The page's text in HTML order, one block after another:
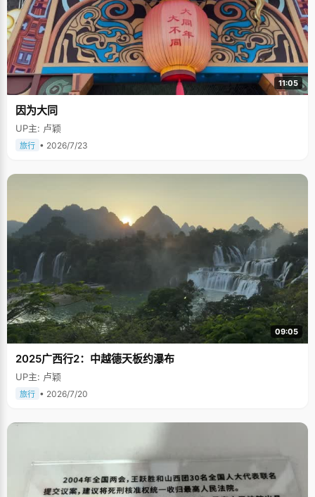
11:05
因为大同
UP主: 卢颖
旅行 • 2026/7/23
09:05
2025广西行2：中越德天板约瀑布
UP主: 卢颖
旅行 • 2026/7/20